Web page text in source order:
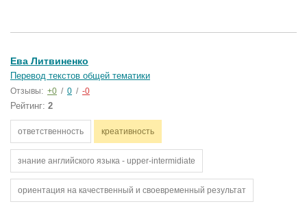
Ева Литвиненко
Перевод текстов общей тематики
Отзывы: +0 / 0 / -0
Рейтинг: 2
ответственность креативность
знание английского языка - upper-intermidiate
ориентация на качественный и своевременный результат